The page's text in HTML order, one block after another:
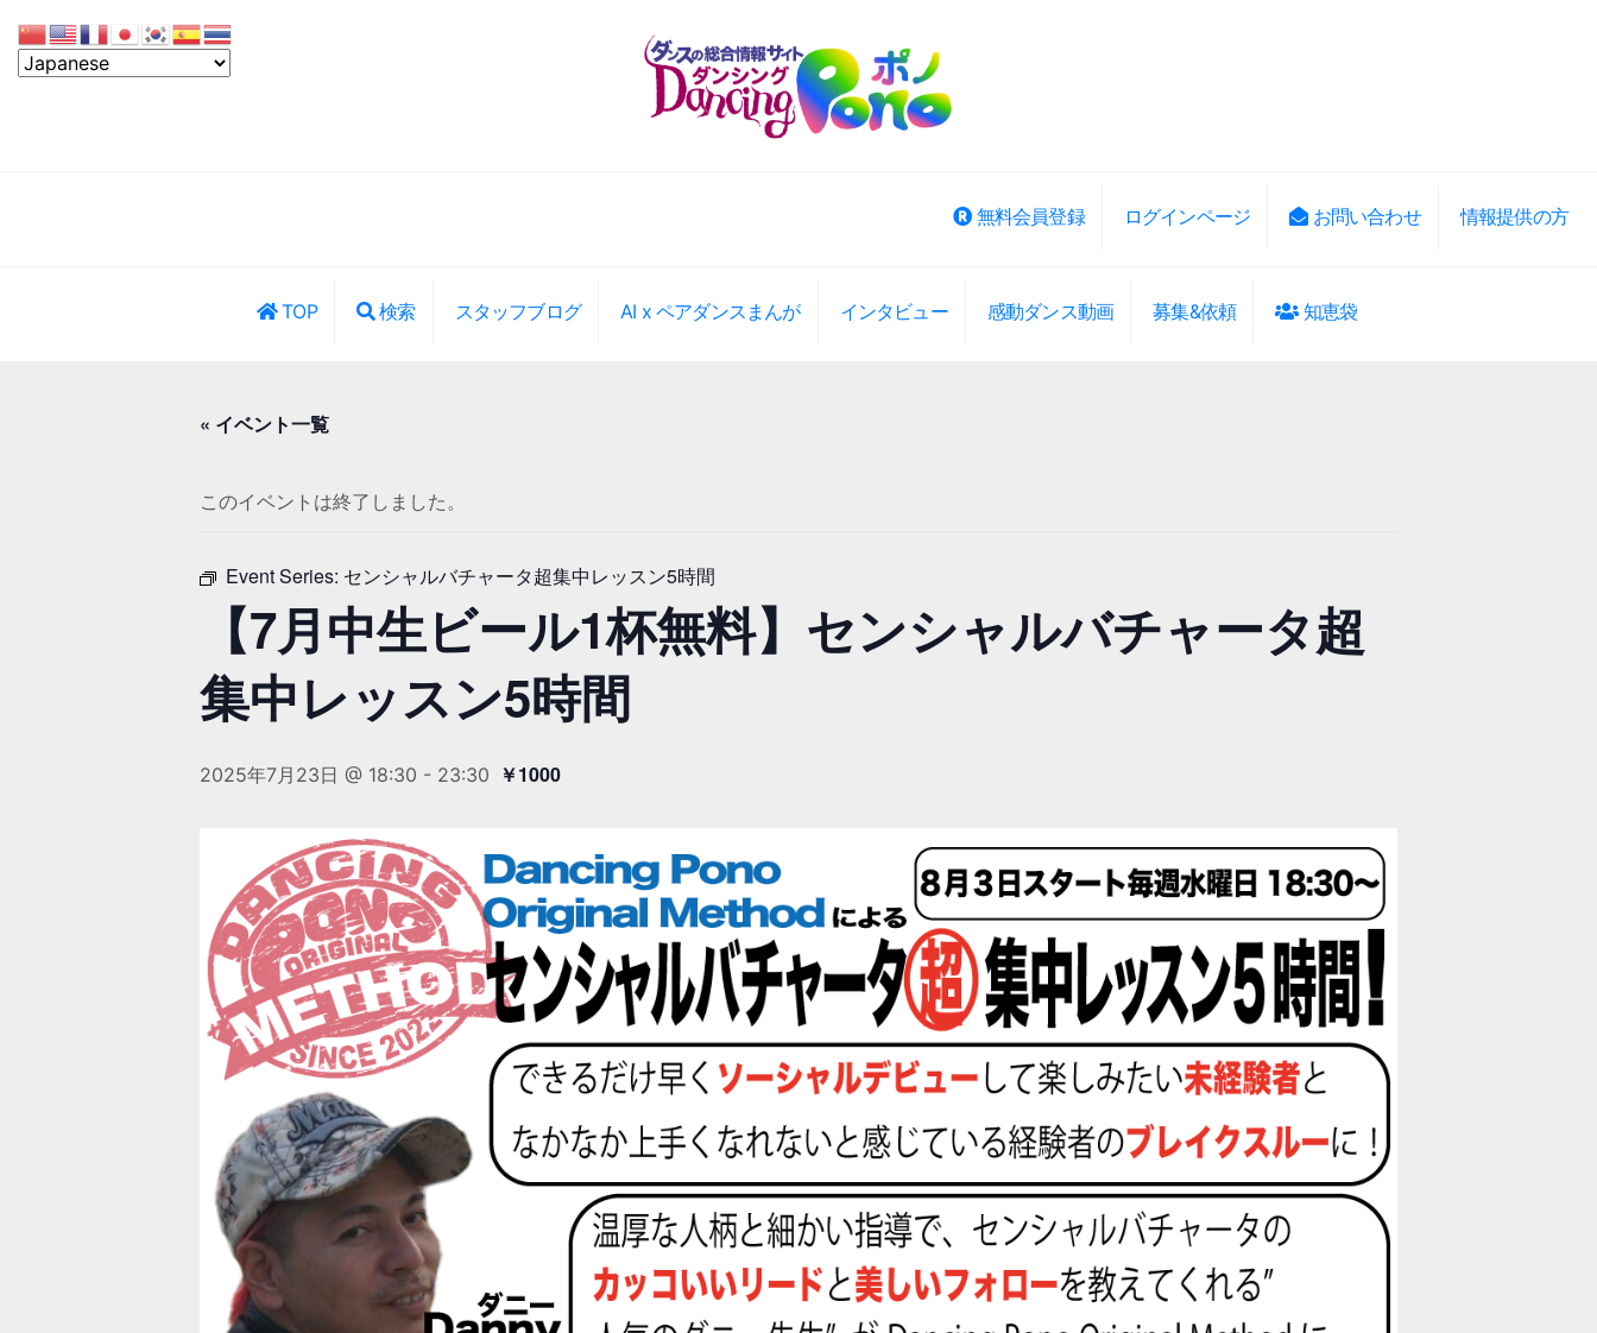
無料会員登録 ログインページ お問い合わせ 情報提供の方
TOP 検索 スタッフブログ AI x ペアダンスまんが インタビュー 感動ダンス動画 募集&依頼 知恵袋
« イベント一覧
このイベントは終了しました。
Event Series: センシャルバチャータ超集中レッスン5時間
【7月中生ビール1杯無料】センシャルバチャータ超
集中レッスン5時間
2025年7月23日 @ 18:30 - 23:30 ￥1000